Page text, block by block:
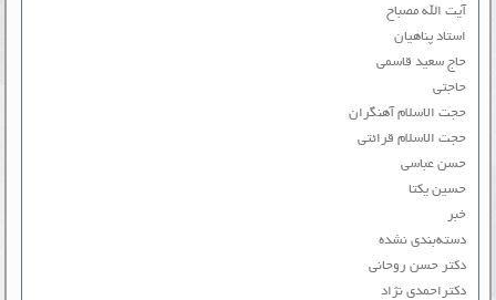
آیت الله مصباح
استاد پناهیان
حاج سعید قاسمی
حاجتی
حجت الاسلام آهنگران
حجت الاسلام قرائتی
حسن عباسی
حسین یکتا
خبر
دسته‌بندی نشده
دکتر حسن روحانی
دکتراحمدی نژاد